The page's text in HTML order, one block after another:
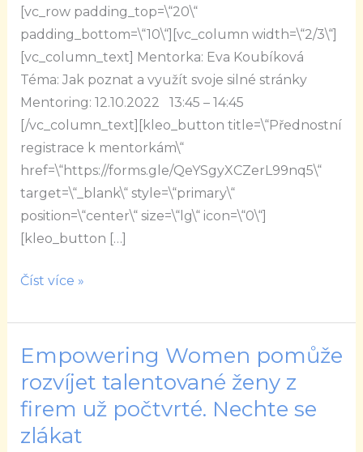
[vc_row padding_top=\“20\“
padding_bottom=\“10\“][vc_column width=\“2/3\“]
[vc_column_text] Mentorka: Eva Koubíková
Téma: Jak poznat a využít svoje silné stránky
Mentoring: 12.10.2022 13:45 – 14:45
[/vc_column_text][kleo_button title=\“Přednostní
registrace k mentorkám\“
href=\“https://forms.gle/QeYSgyXCZerL99nq5\“
target=\“_blank\“ style=\“primary\“
position=\“center\“ size=\“lg\“ icon=\“0\“]
[kleo_button […]
a
využít
svoje
silné
stránky
Číst více »
Empowering Women pomůže
rozvíjet talentované ženy z
firem už počtvrté. Nechte se
zlákat
Empowering
Women
pomůže
rozvíjet
talentované